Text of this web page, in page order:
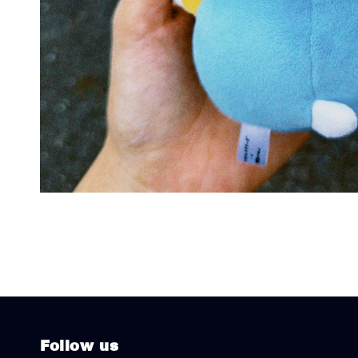
Follow us